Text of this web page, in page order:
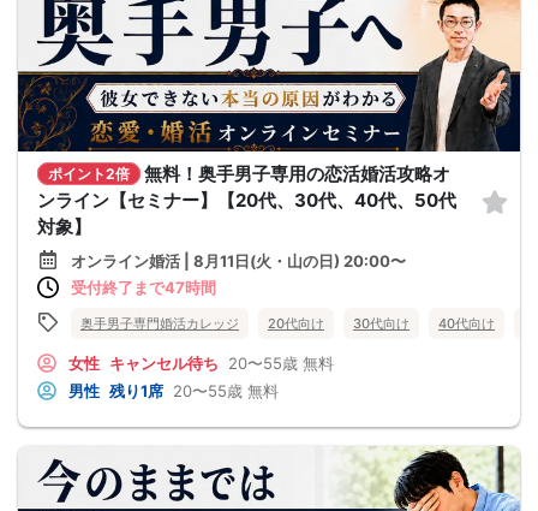
ポイント2倍
無料！奥手男子専用の恋活婚活攻略オ
ンライン【セミナー】【20代、30代、40代、50代
対象】
オンライン婚活 | 8月11日(火・山の日) 20:00〜
受付終了まで47時間
奥手男子専門婚活カレッジ 20代向け 30代向け 40代向け
女性 キャンセル待ち 20〜55歳 無料
男性 残り1席 20〜55歳 無料